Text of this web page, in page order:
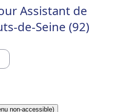
Assistant de
de-Seine (92)
non-accessible)